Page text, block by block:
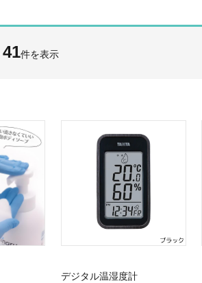
41件を表示
デジタル温湿度計